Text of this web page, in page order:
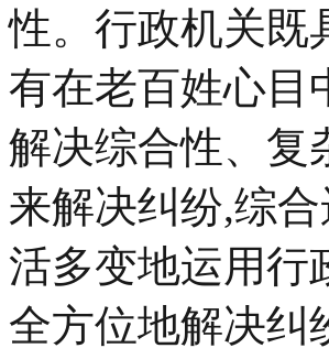
性。行政机关既
有在老百姓心目
解决综合性、复
来解决纠纷,综
活多变地运用行
全方位地解决纠